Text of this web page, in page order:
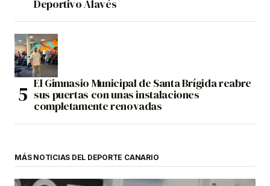
Deportivo Alavés
El Gimnasio Municipal de Santa Brígida reabre
sus puertas con unas instalaciones
completamente renovadas
MÁS NOTICIAS DEL DEPORTE CANARIO